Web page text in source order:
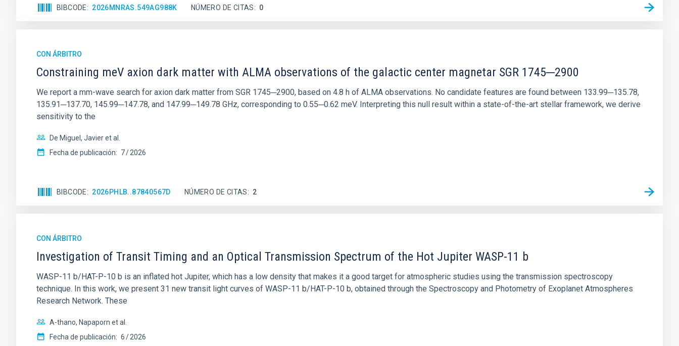
BIBCODE 2026MNRAS.549AG988K NÚMERO DE CITAS 0
CON ÁRBITRO
Constraining meV axion dark matter with ALMA observations of the galactic center magnetar SGR 1745─2900
We report a mm-wave search for axion dark matter from SGR 1745─2900, based on 4.8 h of ALMA observations. No candidate features are found between 133.99─135.78,
135.91─137.70, 145.99─147.78, and 147.99─149.78 GHz, corresponding to 0.55─0.62 meV. Interpreting this null result within a state-of-the-art stellar framework, we derive
sensitivity to the
De Miguel, Javier et al.
Fecha de publicación: 7 2026
BIBCODE 2026PHLB..87840567D NÚMERO DE CITAS 2
CON ÁRBITRO
Investigation of Transit Timing and an Optical Transmission Spectrum of the Hot Jupiter WASP-11 b
WASP-11 b/HAT-P-10 b is an inflated hot Jupiter, which has a low density that makes it a good target for atmospheric studies using the transmission spectroscopy
technique. In this work, we present 31 new transit light curves of WASP-11 b/HAT-P-10 b, obtained through the Spectroscopy and Photometry of Exoplanet Atmospheres
Research Network. These
A-thano, Napaporn et al.
Fecha de publicación: 6 2026